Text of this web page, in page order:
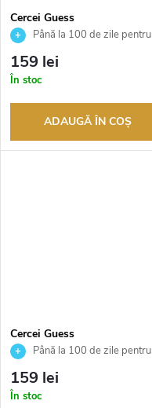
Cercei Guess
JUBE03131JWYGT
Până la 100 de zile pentru
returnarea bunurilor. Vânzător
autorizat
159 lei
În stoc
ADAUGĂ ÎN COŞ
Cercei Guess
JUBE02286JWYGBKT
Până la 100 de zile pentru
returnarea bunurilor. Vânzător
autorizat
159 lei
În stoc